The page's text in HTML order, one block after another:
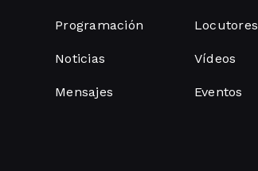
Programación
Noticias
Mensajes
Locutores
Vídeos
Eventos